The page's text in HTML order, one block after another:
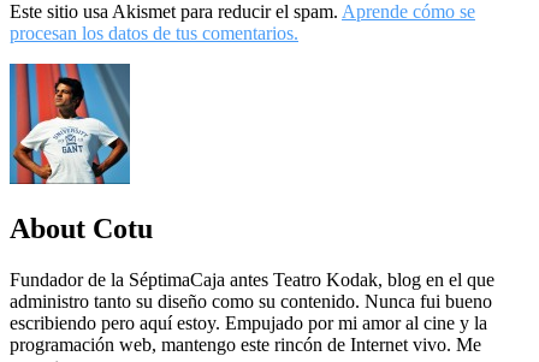
Este sitio usa Akismet para reducir el spam. Aprende cómo se
procesan los datos de tus comentarios.
About Cotu
Fundador de la SéptimaCaja antes Teatro Kodak, blog en el que
administro tanto su diseño como su contenido. Nunca fui bueno
escribiendo pero aquí estoy. Empujado por mi amor al cine y la
programación web, mantengo este rincón de Internet vivo. Me